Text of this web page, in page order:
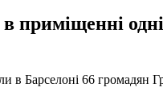
приміщенні
в Барселоні 66